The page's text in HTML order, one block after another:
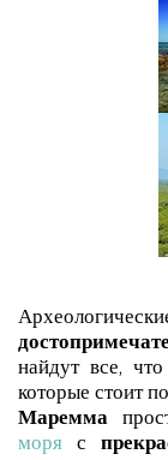
найдут все,
которые стоит
Маремма
моря с